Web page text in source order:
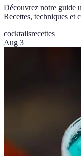
Découvrez notre guide
Recettes, techniques et
cocktailsrecettes
Aug 3